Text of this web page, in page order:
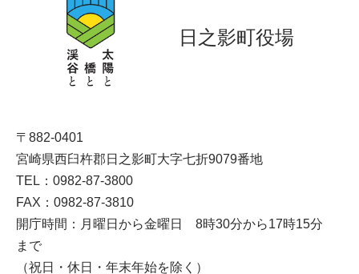
日之影町役場
〒882-0401
宮崎県西臼杵郡日之影町大字七折9079番地
TEL：0982-87-3800
FAX：0982-87-3810
開庁時間：月曜日から金曜日 8時30分から17時15分
まで
（祝日・休日・年末年始を除く）